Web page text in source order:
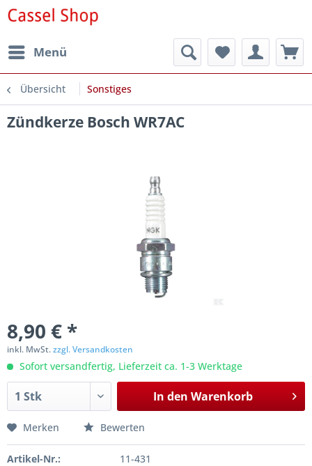
Menü
Übersicht Sonstiges
Zündkerze Bosch WR7AC
8,90 € *
inkl. MwSt.zzgl. Versandkosten
Sofort versandfertig, Lieferzeit ca. 1-3 Werktage
In den Warenkorb
Merken Bewerten
Artikel-Nr.: 11-431